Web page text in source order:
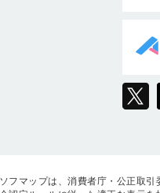
ソフマップは、消費者庁・公正取引